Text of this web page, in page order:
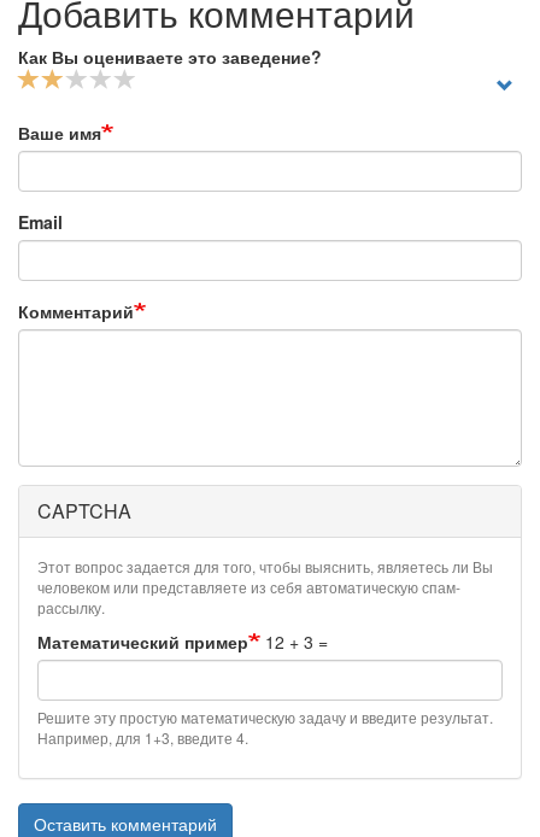
Добавить комментарий
Как Вы оцениваете это заведение?
Ваше имя
Email
Комментарий
CAPTCHA
Этот вопрос задается для того, чтобы выяснить, являетесь ли Вы
человеком или представляете из себя автоматическую спам-
рассылку.
Математический пример 12 + 3 =
Решите эту простую математическую задачу и введите результат.
Например, для 1+3, введите 4.
Оставить комментарий